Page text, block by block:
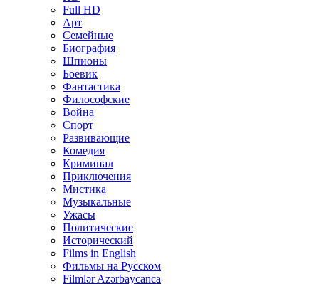
Full HD
Арт
Семейные
Биография
Шпионы
Боевик
Фантастика
Философские
Война
Спорт
Развивающие
Комедия
Криминал
Приключения
Мистика
Музыкальные
Ужасы
Политические
Исторический
Films in English
Фильмы на Русском
Filmlər Azərbaycanca